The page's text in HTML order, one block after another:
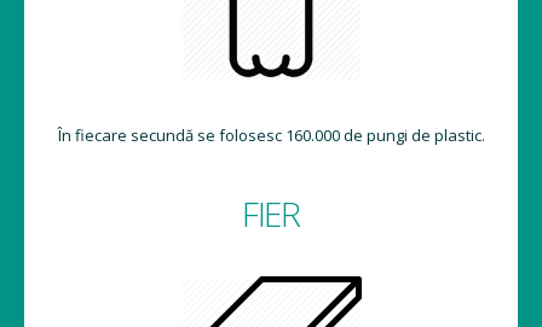
În fiecare secundă se folosesc 160.000 de pungi de plastic.
FIER